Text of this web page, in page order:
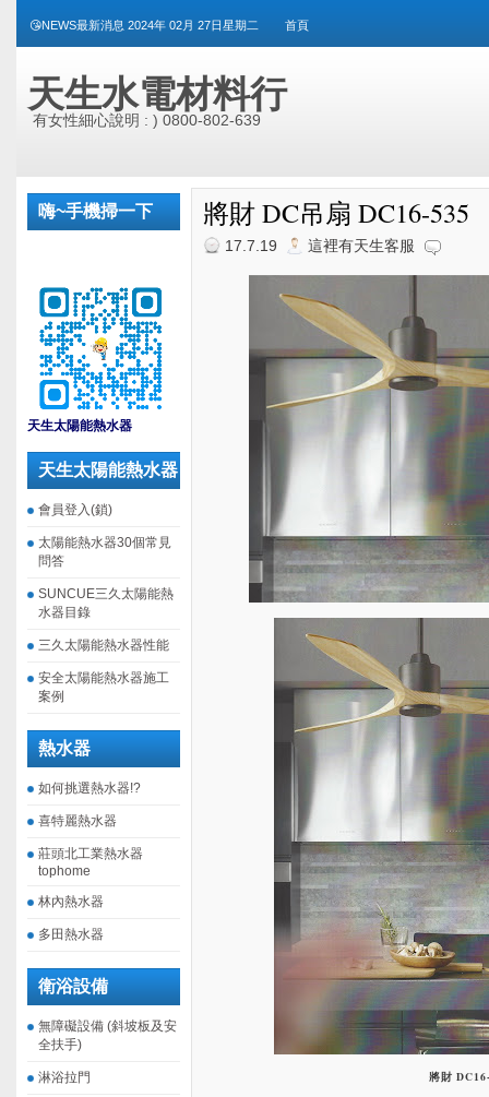
😘NEWS最新消息 2024年 02月 27日星期二 首頁
天生水電材料行
有女性細心說明 : ) 0800-802-639
嗨~手機掃一下
天生太陽能熱水器
天生太陽能熱水器
會員登入(鎖)
太陽能熱水器30個常見
問答
SUNCUE三久太陽能熱
水器目錄
三久太陽能熱水器性能
安全太陽能熱水器施工
案例
熱水器
如何挑選熱水器!?
喜特麗熱水器
莊頭北工業熱水器
tophome
林內熱水器
多田熱水器
衛浴設備
無障礙設備 (斜坡板及安
全扶手)
淋浴拉門
將財 DC吊扇 DC16-535
17.7.19 這裡有天生客服
將財